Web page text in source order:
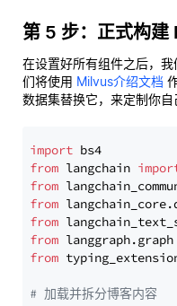
第 5 步：正式构建
在设置好所有组件之后，
们将使用 Milvus介绍文档
数据集替换它，来定制你自
import
from langchain
from
from
from
from langgraph.graph
from
# 加载并拆分博客内容